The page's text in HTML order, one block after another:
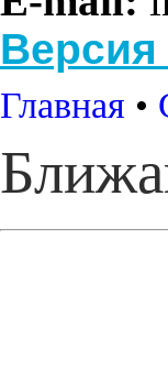
Главная •